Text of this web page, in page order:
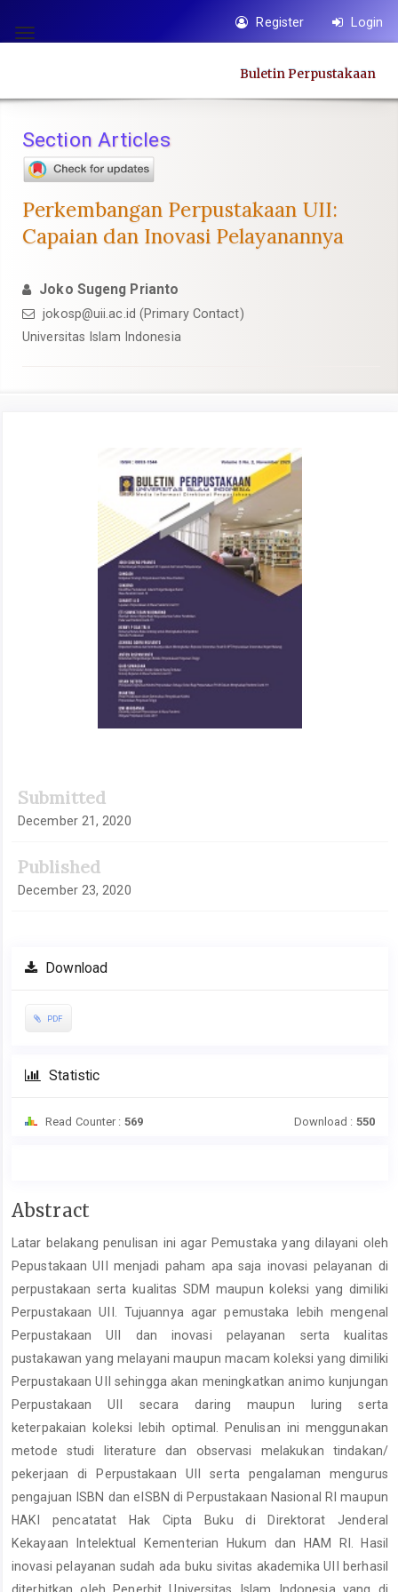
jump
content
Navigation
Main
Sidebar
Toggle
Register Login
Buletin Perpustakaan
Section Articles
Perkembangan Perpustakaan UII:
Capaian dan Inovasi Pelayanannya
Joko Sugeng Prianto
jokosp@uii.ac.id (Primary Contact)
Universitas Islam Indonesia
Submitted
December 21, 2020
Published
December 23, 2020
Download
PDF
Statistic
Read Counter : 569 Download : 550
Main
Content
Abstract
Latar belakang penulisan ini agar Pemustaka yang dilayani oleh
Pepustakaan UII menjadi paham apa saja inovasi pelayanan di
perpustakaan serta kualitas SDM maupun koleksi yang dimiliki
Perpustakaan UII. Tujuannya agar pemustaka lebih mengenal
Perpustakaan UII dan inovasi pelayanan serta kualitas
pustakawan yang melayani maupun macam koleksi yang dimiliki
Perpustakaan UII sehingga akan meningkatkan animo kunjungan
Perpustakaan UII secara daring maupun luring serta
keterpakaian koleksi lebih optimal. Penulisan ini menggunakan
metode studi literature dan observasi melakukan tindakan/
pekerjaan di Perpustakaan UII serta pengalaman mengurus
pengajuan ISBN dan eISBN di Perpustakaan Nasional RI maupun
HAKI pencatatat Hak Cipta Buku di Direktorat Jenderal
Kekayaan Intelektual Kementerian Hukum dan HAM RI. Hasil
inovasi pelayanan sudah ada buku sivitas akademika UII berhasil
diterbitkan oleh Penerbit Universitas Islam Indonesia yang di